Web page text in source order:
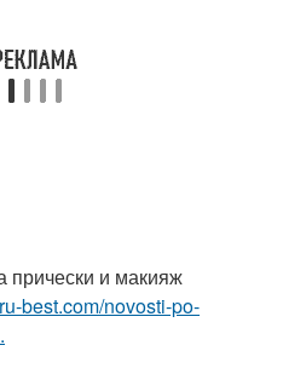
прически и макияж
best.com/novosti-po-